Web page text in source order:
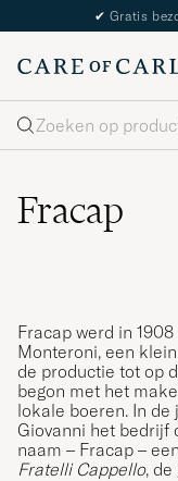
✔ Gratis
Zoeken
Fracap
Fracap werd in
Monteroni, een
de productie tot op
begon met het
lokale boeren. In de
Giovanni het bedrijf
naam – Fracap –
Fratelli Cappello,